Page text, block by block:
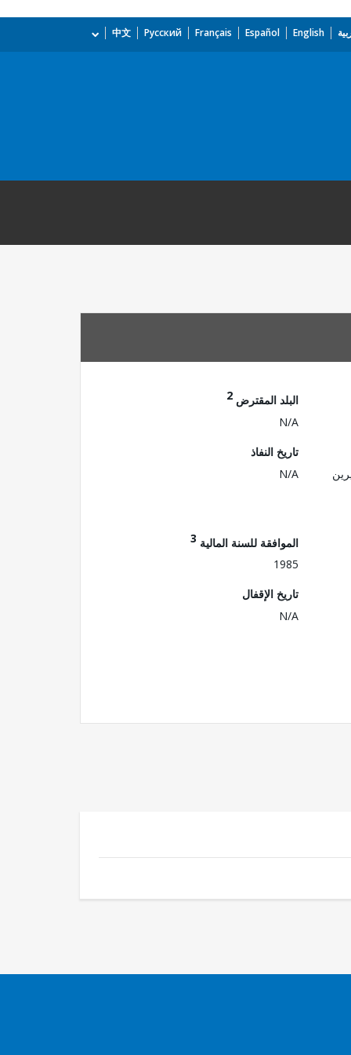
English
Español
Français
Русский
中文
البلد المقترض 2
N/A
تاريخ النفاذ
N/A
الموافقة للسنة المالية 3
1985
تاريخ الإقفال
N/A